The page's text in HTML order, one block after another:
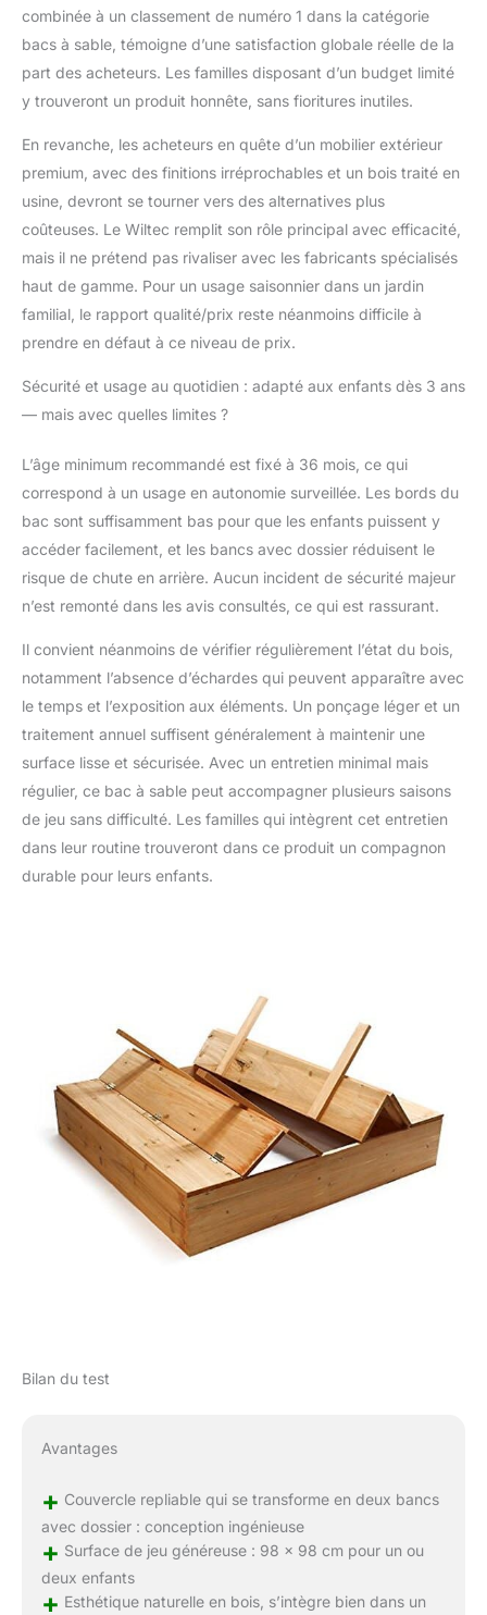
sable propre et prêt à
l’emploi à tout moment
[Jeu sable enfant] – La
quantité de sable
nécessaire dépend de
creusé. Une
profondeur de 15 cm
sacs de 25 kg, tandis
qu’une profondeur de
20 cm en nécessite 10.
Grâce à son couvercle
évite la dispersion du
sable et garantit une
d’utilisation. Une
solution idéale pour le
combinée à un classement de numéro 1 dans la catégorie
bacs à sable, témoigne d’une satisfaction globale réelle de la
part des acheteurs. Les familles disposant d’un budget limité
y trouveront un produit honnête, sans fioritures inutiles.
En revanche, les acheteurs en quête d’un mobilier extérieur
premium, avec des finitions irréprochables et un bois traité en
usine, devront se tourner vers des alternatives plus
coûteuses. Le Wiltec remplit son rôle principal avec efficacité,
mais il ne prétend pas rivaliser avec les fabricants spécialisés
haut de gamme. Pour un usage saisonnier dans un jardin
familial, le rapport qualité/prix reste néanmoins difficile à
prendre en défaut à ce niveau de prix.
Sécurité et usage au quotidien : adapté aux enfants dès 3 ans
— mais avec quelles limites ?
L’âge minimum recommandé est fixé à 36 mois, ce qui
correspond à un usage en autonomie surveillée. Les bords du
bac sont suffisamment bas pour que les enfants puissent y
accéder facilement, et les bancs avec dossier réduisent le
risque de chute en arrière. Aucun incident de sécurité majeur
n’est remonté dans les avis consultés, ce qui est rassurant.
Il convient néanmoins de vérifier régulièrement l’état du bois,
notamment l’absence d’échardes qui peuvent apparaître avec
le temps et l’exposition aux éléments. Un ponçage léger et un
traitement annuel suffisent généralement à maintenir une
surface lisse et sécurisée. Avec un entretien minimal mais
régulier, ce bac à sable peut accompagner plusieurs saisons
de jeu sans difficulté. Les familles qui intègrent cet entretien
dans leur routine trouveront dans ce produit un compagnon
durable pour leurs enfants.
Bilan du test
Avantages
+ Couvercle repliable qui se transforme en deux bancs
avec dossier : conception ingénieuse
+ Surface de jeu généreuse : 98 x 98 cm pour un ou
deux enfants
+ Esthétique naturelle en bois, s’intègre bien dans un